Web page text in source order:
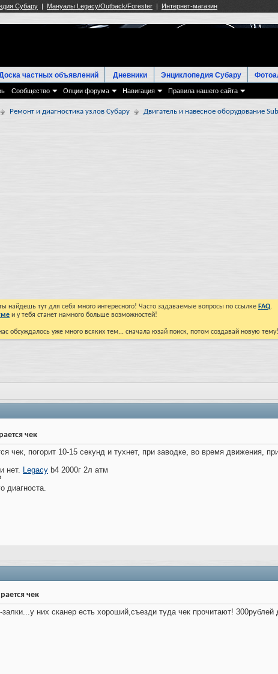
Сообщество Опции форума Навигация Правила нашего сайта
частных объявлений Дневники Энциклопедия Субару
Ремонт и диагностика узлов Субару Двигатель и навесное оборудование
найдешь тут для себя много интересного! Часто задаваемые вопросы по ссылке FAQ.
и у тебя станет намного больше возможностей!
обсуждалось уже много всяких тем... сначала юзай поиск, потом создавай новую
чек
чек, погорит 10-15 секунд и тухнет, при заводке, во время движения,
нет. Legacy b4 2000г 2л атм
диагноста.
чек
них сканер есть хороший,съезди туда чек прочитают! 300рублей